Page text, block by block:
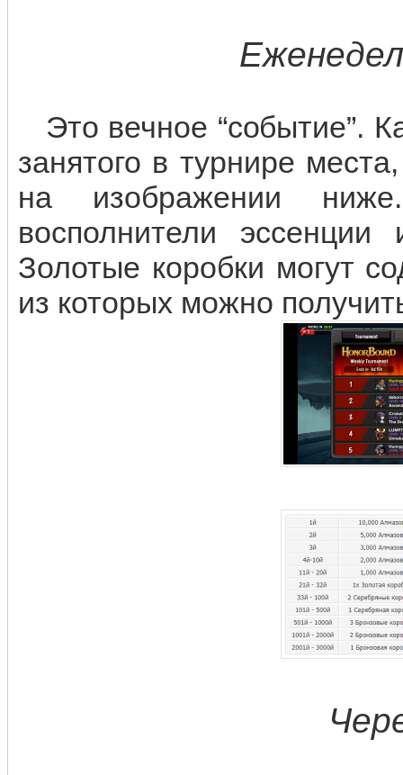
Это вечное “событие”.
занятого в турнире
на изображении
восполнители
Золотые коробки могут
из которых можно